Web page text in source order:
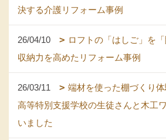
決する介護リフォーム事例
26/04/10
ロフトの「はしご」を
収納力を高めたリフォーム事例
26/03/11
端材を使った棚づくり
高等特別支援学校の生徒さんと木工
いました